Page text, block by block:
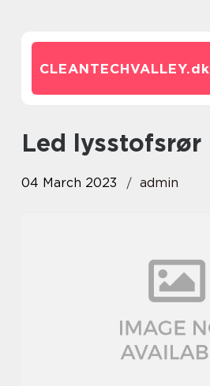
CLEANTECHVALLEY.dk
led lysstofsrør
04 March 2023 admin